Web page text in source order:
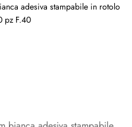
adesiva stampabile in rotolo
pz F.40